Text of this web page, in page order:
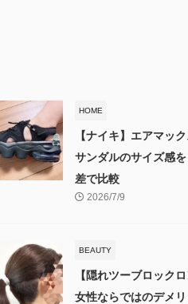
HOME
【ナイキ】エアマッ
サンダルのサイズ感
差で比較
2026/7/9
BEAUTY
【隠れツーブロックロ
女性ならではのデメリ